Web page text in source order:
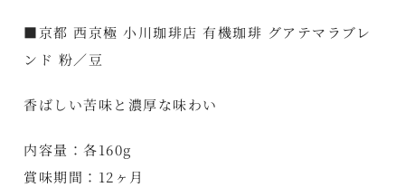
■京都 西京極 小川珈琲店 有機珈琲 グアテマラブレ
ンド 粉／豆
香ばしい苦味と濃厚な味わい
内容量：各160g
賞味期間：12ヶ月